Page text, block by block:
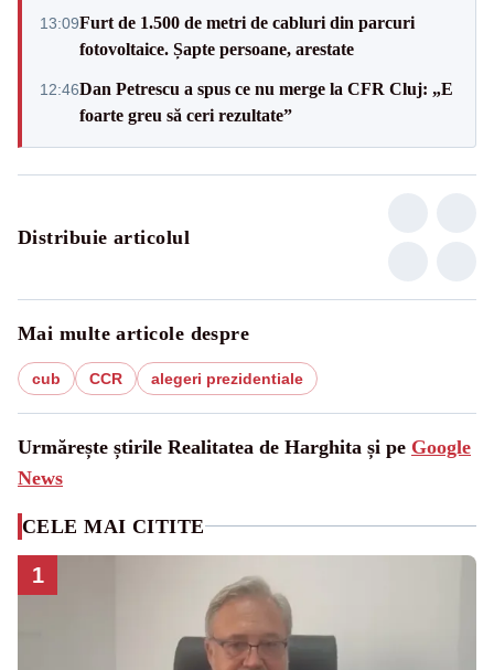
13:09Furt de 1.500 de metri de cabluri din parcuri
fotovoltaice. Șapte persoane, arestate
12:46Dan Petrescu a spus ce nu merge la CFR Cluj: „E
foarte greu să ceri rezultate”
Distribuie articolul
Mai multe articole despre
cub CCR alegeri prezidentiale
Urmărește știrile Realitatea de Harghita și pe Google
News
CELE MAI CITITE
1